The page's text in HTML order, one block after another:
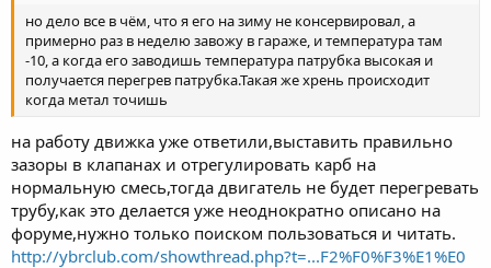
но дело все в чём, что я его на зиму не консервировал, а
примерно раз в неделю завожу в гараже, и температура там
-10, а когда его заводишь температура патрубка высокая и
получается перегрев патрубка.Такая же хрень происходит
когда метал точишь
на работу движка уже ответили,выставить правильно
зазоры в клапанах и отрегулировать карб на
нормальную смесь,тогда двигатель не будет перегревать
трубу,как это делается уже неоднократно описано на
форуме,нужно только поиском пользоваться и читать.
http://ybrclub.com/showthread.php?t=...F2%F0%F3%E1%E0